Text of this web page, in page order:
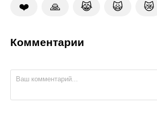
❤️ 🙏 😹 🙀 😿
Комментарии